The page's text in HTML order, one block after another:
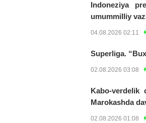
Indoneziya
umummilliy
04.08.2026 02:11
Superliga.
02.08.2026 03:08
Kabo-verdelik
Marokashda
02.08.2026 01:08